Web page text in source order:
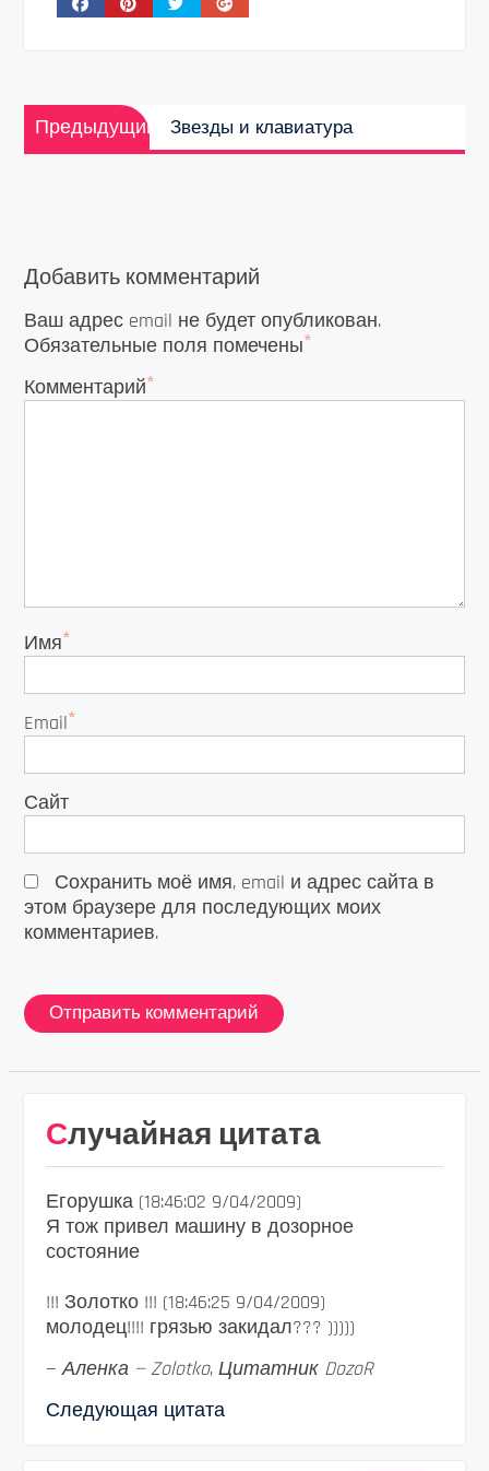
Навигация
по
записям
Предыдущий
Предыдущая
запись:
Звезды и клавиатура
Добавить комментарий
Ваш адрес email не будет опубликован.
Обязательные поля помечены*
Комментарий*
Имя*
Email*
Сайт
Сохранить моё имя, email и адрес сайта в
этом браузере для последующих моих
комментариев.
Случайная цитата
Егорушка (18:46:02 9/04/2009)
Я тож привел машину в дозорное
состояние
!!! Золотко !!! (18:46:25 9/04/2009)
молодец!!!! грязью закидал??? )))))
—Аленка — Zolotko, Цитатник DozoR
Следующая цитата